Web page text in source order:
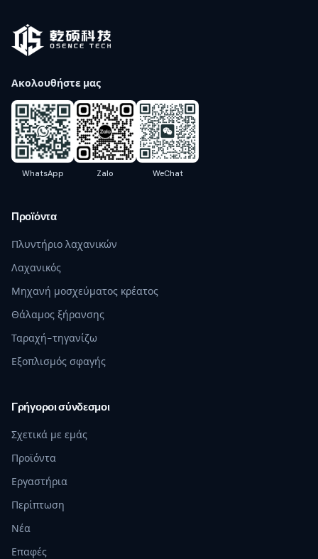
Ακολουθήστε μας
WhatsApp Zalo WeChat
Προϊόντα
Πλυντήριο λαχανικών
Λαχανικός
Μηχανή μοσχεύματος κρέατος
Θάλαμος ξήρανσης
Ταραχή-τηγανίζω
Εξοπλισμός σφαγής
Γρήγοροι σύνδεσμοι
Σχετικά με εμάς
Προϊόντα
Εργαστήρια
Περίπτωση
Νέα
Επαφές